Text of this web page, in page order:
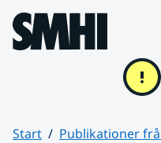
Hoppa till sidans innehåll
Start
Publikationer